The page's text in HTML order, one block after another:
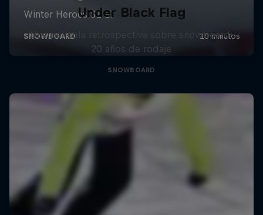
Under Black Flag
Una película retrospectiva sobre snowboard:
20 años de rodaje
SNOWBOARD